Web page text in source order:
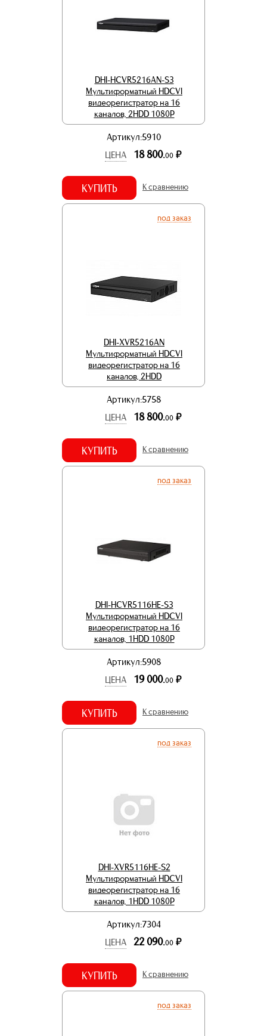
DHI-HCVR5216AN-S3
Мультиформатный HDCVI
видеорегистратор на 16
каналов, 2HDD 1080Р
Артикул:5910
ЦЕНА
18 800.00 р.
КУПИТЬ К сравнению
под заказ
DHI-XVR5216AN
Мультиформатный HDCVI
видеорегистратор на 16
каналов, 2HDD
Артикул:5758
ЦЕНА
18 800.00 р.
КУПИТЬ К сравнению
под заказ
DHI-HCVR5116HE-S3
Мультиформатный HDCVI
видеорегистратор на 16
каналов, 1HDD 1080Р
Артикул:5908
ЦЕНА
19 000.00 р.
КУПИТЬ К сравнению
под заказ
DHI-XVR5116HE-S2
Мультиформатный HDCVI
видеорегистратор на 16
каналов, 1HDD 1080Р
Артикул:7304
ЦЕНА
22 090.00 р.
КУПИТЬ К сравнению
под заказ